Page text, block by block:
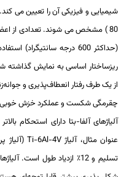
و فیزیکی آن را تعیین می کند.
80 ) مشخص می شوند. تعدادی از اعضای
(حداکثر 600 درجه سانتیگراد)
اساسی به نمایش گذاشته شده
یک طرف رفتار انعطاف‌پذیری و
شکست و عملکرد خزش خوبی
آلفا-بتا دارای استحکام
مثال، آلیاژTi-6Al-4V(آلیاژ
است. آلیاژهای بتا دارای استحکام معادل یا بالاتر از